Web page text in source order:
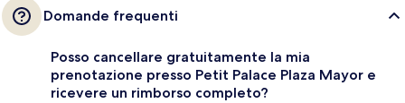
Domande frequenti
Posso cancellare gratuitamente la mia
prenotazione presso Petit Palace Plaza Mayor e
ricevere un rimborso completo?